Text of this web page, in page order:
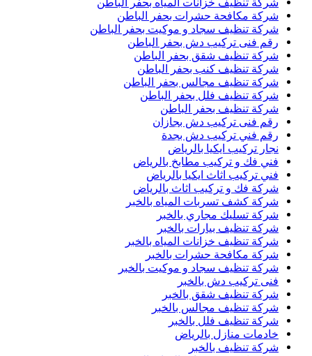
شركة تنظيف خزانات المياه بحفر الباطن
شركة مكافحة حشرات بحفر الباطن
شركة تنظيف سجاد و موكيت بحفر الباطن
رقم فنى تركيب دش بحفر الباطن
شركة تنظيف شقق بحفر الباطن
شركة تنظيف كنب بحفر الباطن
شركة تنظيف مجالس بحفر الباطن
شركة تنظيف فلل بحفر الباطن
شركة تنظيف بحفر الباطن
رقم فنى تركيب دش بجازان
رقم فني تركيب دش بجدة
نجار تركيب ايكيا بالرياض
فني فك و تركيب مطابخ بالرياض
فني تركيب اثاث ايكيا بالرياض
شركة فك و تركيب اثاث بالرياض
شركة كشف تسربات المياه بالخبر
شركة تسليك مجاري بالخبر
شركة تنظيف بيارات بالخبر
شركة تنظيف خزانات المياه بالخبر
شركة مكافحة حشرات بالخبر
شركة تنظيف سجاد و موكيت بالخبر
فنى تركيب دش بالخبر
شركة تنظيف شقق بالخبر
شركة تنظيف مجالس بالخبر
شركة تنظيف فلل بالخبر
خادمات منازل بالرياض
شركة تنظيف بالخبر